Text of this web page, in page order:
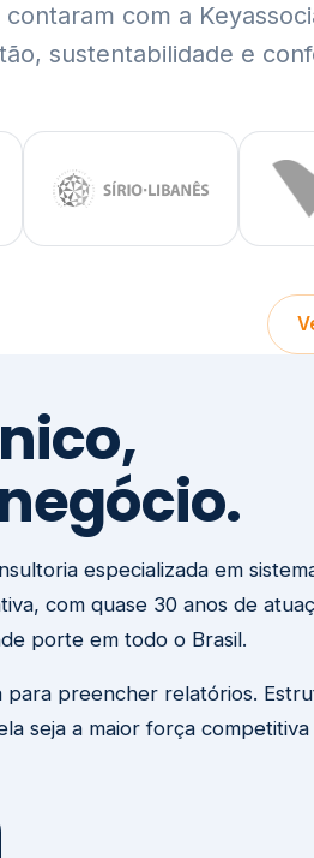
com a
sustentabilidade e
especializada em
com quase 30 anos de
porte em todo o Brasil.
para preencher relatórios.
seja a maior força